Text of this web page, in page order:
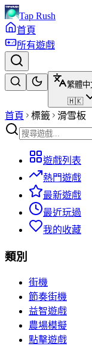
Tap Rush
首頁
所有遊戲
繁體中
🇭🇰
首頁 標籤 滑雪板
遊戲列表
熱門遊戲
最新遊戲
最近玩過
我的收藏
類別
街機
節奏街機
益智遊戲
農場模擬
點擊遊戲